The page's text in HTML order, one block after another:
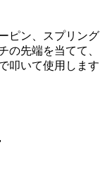
ピン、スプリン
の先端を当てて
叩いて使用します